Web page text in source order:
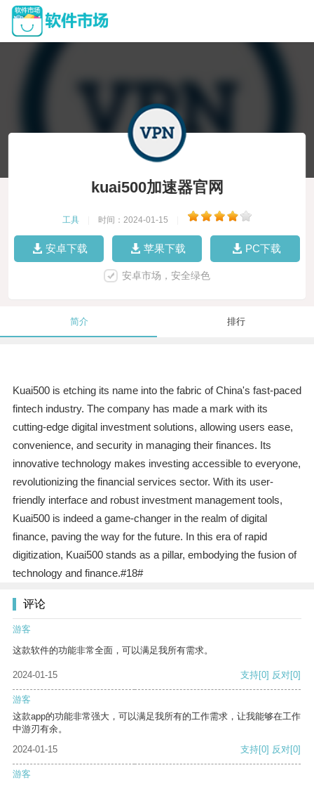
kuai500加速器官网
工具 时间：2024-01-15
安卓下载 苹果下载 PC下载
安卓市场，安全绿色
简介 排行
Kuai500 is etching its name into the fabric of China's fast-paced
fintech industry. The company has made a mark with its
cutting-edge digital investment solutions, allowing users ease,
convenience, and security in managing their finances. Its
innovative technology makes investing accessible to everyone,
revolutionizing the financial services sector. With its user-
friendly interface and robust investment management tools,
Kuai500 is indeed a game-changer in the realm of digital
finance, paving the way for the future. In this era of rapid
digitization, Kuai500 stands as a pillar, embodying the fusion of
technology and finance.#18#
评论
游客
这款软件的功能非常全面，可以满足我所有需求。
2024-01-15 支持[0] 反对[0]
游客
这款app的功能非常强大，可以满足我所有的工作需求，让我能够在工作
中游刃有余。
2024-01-15
支持[0] 反对[0]
游客